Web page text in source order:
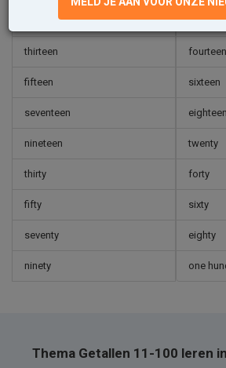
twelve
thirteen fourteen
fifteen sixteen
seventeen eighteen
nineteen twenty
thirty forty
fifty sixty
seventy eighty
ninety one
Thema Getallen 11-100 leren